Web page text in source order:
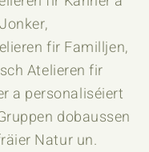
Jonker,
fir Familljen,
Atelieren fir
a personaliséiert
dobaussen
Natur un.